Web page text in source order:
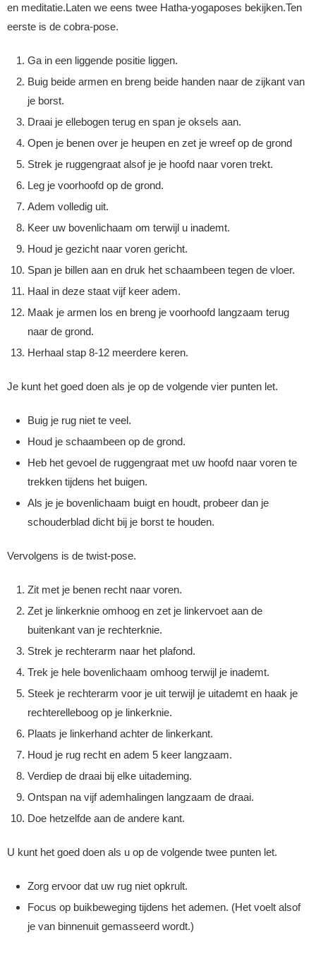
en meditatie.Laten we eens twee Hatha-yogaposes bekijken.Ten
eerste is de cobra-pose.
Ga in een liggende positie liggen.
Buig beide armen en breng beide handen naar de zijkant van
je borst.
Draai je ellebogen terug en span je oksels aan.
Open je benen over je heupen en zet je wreef op de grond
Strek je ruggengraat alsof je je hoofd naar voren trekt.
Leg je voorhoofd op de grond.
Adem volledig uit.
Keer uw bovenlichaam om terwijl u inademt.
Houd je gezicht naar voren gericht.
Span je billen aan en druk het schaambeen tegen de vloer.
Haal in deze staat vijf keer adem.
Maak je armen los en breng je voorhoofd langzaam terug
naar de grond.
Herhaal stap 8-12 meerdere keren.
Je kunt het goed doen als je op de volgende vier punten let.
Buig je rug niet te veel.
Houd je schaambeen op de grond.
Heb het gevoel de ruggengraat met uw hoofd naar voren te
trekken tijdens het buigen.
Als je je bovenlichaam buigt en houdt, probeer dan je
schouderblad dicht bij je borst te houden.
Vervolgens is de twist-pose.
Zit met je benen recht naar voren.
Zet je linkerknie omhoog en zet je linkervoet aan de
buitenkant van je rechterknie.
Strek je rechterarm naar het plafond.
Trek je hele bovenlichaam omhoog terwijl je inademt.
Steek je rechterarm voor je uit terwijl je uitademt en haak je
rechterelleboog op je linkerknie.
Plaats je linkerhand achter de linkerkant.
Houd je rug recht en adem 5 keer langzaam.
Verdiep de draai bij elke uitademing.
Ontspan na vijf ademhalingen langzaam de draai.
Doe hetzelfde aan de andere kant.
U kunt het goed doen als u op de volgende twee punten let.
Zorg ervoor dat uw rug niet opkrult.
Focus op buikbeweging tijdens het ademen. (Het voelt alsof
je van binnenuit gemasseerd wordt.)